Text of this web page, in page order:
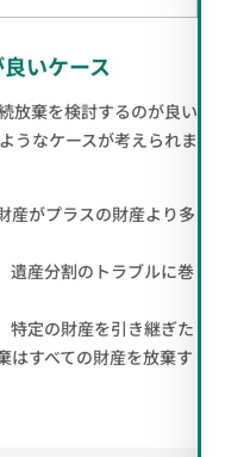
いケース
放棄を検討するのが良い
うなケースが考えられま
産がプラスの財産より多
遺産分割のトラブルに巻
特定の財産を引き継ぎた
はすべての財産を放棄す